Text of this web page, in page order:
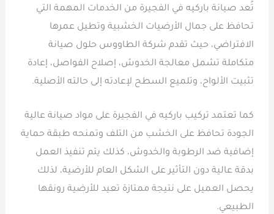
تُعد صيانة باركيه في الفجيرة من الخدمات المهمة التي
تحافظ على جمال الأرضيات الخشبية وتطيل عمرها
الافتراضي، حيث تقدم شركة الطاووس حلول صيانة
متكاملة تشمل معالجة الخدوش، إصلاح الفواصل، إعادة
تثبيت الألواح، وتلميع السطح لإعادته إلى حالته الأصلية.
كما تعتمد تركيب باركيه في الفجيرة على مواد صيانة عالية
الجودة تحافظ على الخشب من التلف وتمنحه طبقة حماية
إضافية ضد الرطوبة والخدوش، كذلك يتم تنفيذ العمل
بدقة عالية دون التأثير على الشكل العام للأرضية، لذلك
يحصل العميل على نتيجة ممتازة تعيد للأرضية رونقها
الطبيعي.